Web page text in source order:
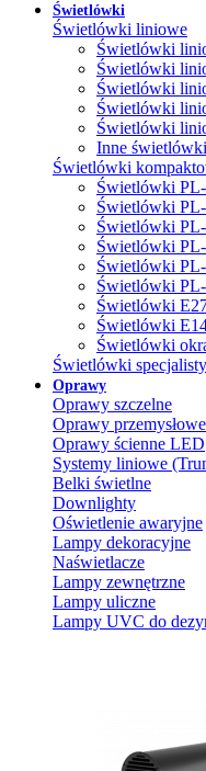
Świetlówki
Świetlówki liniowe
Świetlówki
Świetlówki
Świetlówki
Świetlówki
Świetlówki
Inne
Świetlówki
Świetlówki
Świetlówki
Świetlówki
Świetlówki
Świetlówki
Świetlówki
Świetlówki
Świetlówki
Świetlówki
Świetlówki
Oprawy
Oprawy szczelne
Oprawy przemysłowe
Oprawy ścienne LED
Systemy liniowe
Belki świetlne
Downlighty
Oświetlenie awaryjne
Lampy dekoracyjne
Naświetlacze
Lampy zewnętrzne
Lampy uliczne
Lampy UVC do